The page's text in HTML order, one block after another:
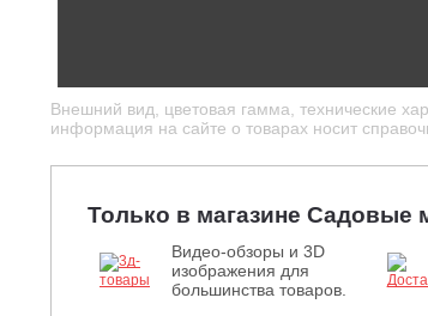
Внешний вид, цветовая гамма, технические
информация на сайте о товарах носит
Только в магазине Садовые
Видео-обзоры и 3D
изображения для
большинства товаров.